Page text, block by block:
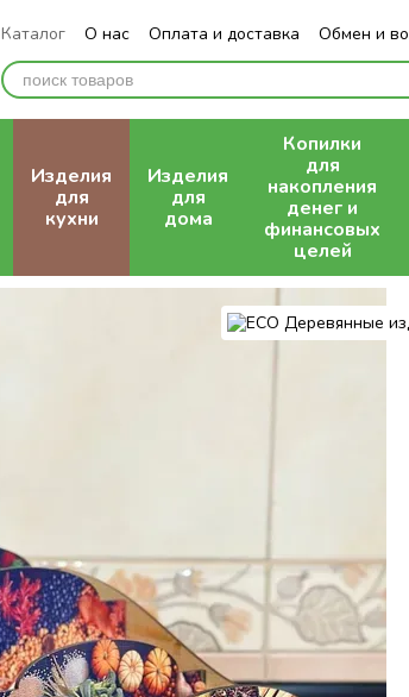
Каталог О нас Оплата и доставка Обмен и
Отзывы о магазине
Изделия
для
кухни
Изделия
для
дома
Копилки
для
накопления
денег и
финансовых
целей